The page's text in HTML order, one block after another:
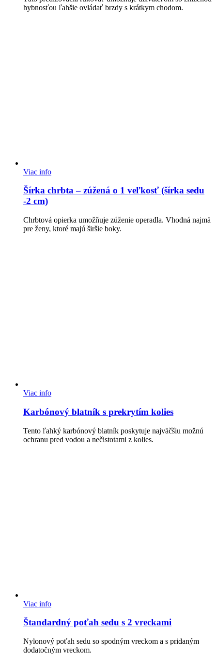
hybnosťou ľahšie ovládať brzdy s krátkym chodom.
Viac info
Šírka chrbta – zúžená o 1 veľkosť (šírka sedu
-2 cm)
Chrbtová opierka umožňuje zúženie operadla. Vhodná najmä
pre ženy, ktoré majú širšie boky.
Viac info
Karbónový blatník s prekrytím kolies
Tento ľahký karbónový blatník poskytuje najväčšiu možnú
ochranu pred vodou a nečistotami z kolies.
Viac info
Štandardný poťah sedu s 2 vreckami
Nylonový poťah sedu so spodným vreckom a s pridaným
dodatočným vreckom.